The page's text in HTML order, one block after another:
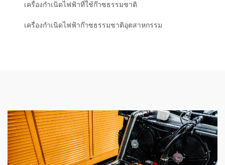
เครื่องกำเนิดไฟฟ้าที่ใช้ก๊าซธรรมชาติ
เครื่องกำเนิดไฟฟ้าก๊าซธรรมชาติอุตสาหกรรม